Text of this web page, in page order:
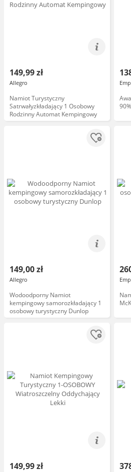
149,99 zł
Allegro
Namiot Turystyczny
Satrwałyzkładający 1 Osobowy
Rodzinny Automat Kempingowy
149,00 zł
Allegro
Wodoodporny Namiot
kempingowy samorozkładający 1
osobowy turystyczny Dunlop
149,99 zł